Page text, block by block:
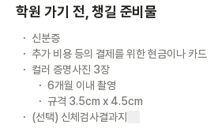
학원 가기 전, 챙길 준비물
신분증
추가 비용 등의 결제를 위한 현금이나 카드
컬러 증명사진 3장
6개월 이내 촬영
규격 3.5cm x 4.5cm
(선택) 신체검사결과지